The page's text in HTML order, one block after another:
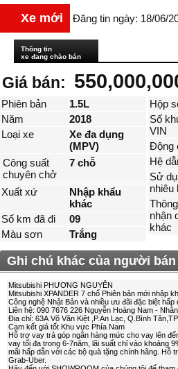
Xe mới Đăng tin ngày: 18/06/
Thông tin
xe đang chào bán
Giá bán:
Phiên bản
1.5L
Năm
2018
Loại xe
Xe đa dụng
(MPV)
Công suất
chuyên chở
7 chỗ
Xuất xứ
Nhập khẩu
khác
Số km đã đi
09
Màu sơn
Trắng
Hộp
Số
VIN
Động
Hệ
Sử
nhiêu
nhận
khác
Ghi chú khác của người bán